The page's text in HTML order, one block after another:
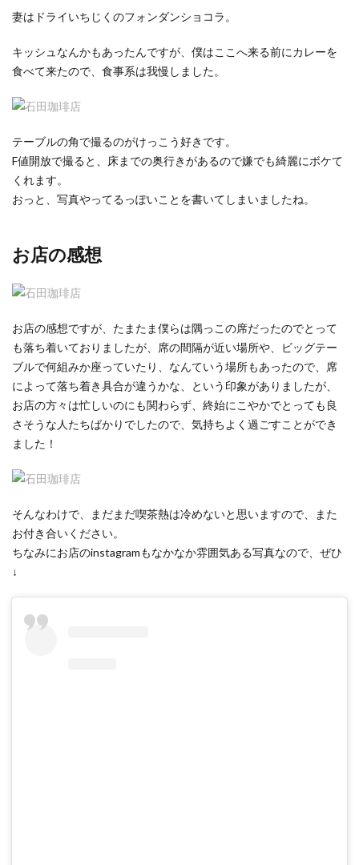
妻はドライいちじくのフォンダンショコラ。
キッシュなんかもあったんですが、僕はここへ来る前にカレーを
食べて来たので、食事系は我慢しました。
テーブルの角で撮るのがけっこう好きです。
F値開放で撮ると、床までの奥行きがあるので嫌でも綺麗にボケて
くれます。
おっと、写真やってるっぽいことを書いてしまいましたね。
お店の感想
お店の感想ですが、たまたま僕らは隅っこの席だったのでとって
も落ち着いておりましたが、席の間隔が近い場所や、ビッグテー
ブルで何組みか座っていたり、なんていう場所もあったので、席
によって落ち着き具合が違うかな、という印象がありましたが、
お店の方々は忙しいのにも関わらず、終始にこやかでとっても良
さそうな人たちばかりでしたので、気持ちよく過ごすことができ
ました！
そんなわけで、まだまだ喫茶熱は冷めないと思いますので、また
お付き合いください。
ちなみにお店のinstagramもなかなか雰囲気ある写真なので、ぜひ
↓